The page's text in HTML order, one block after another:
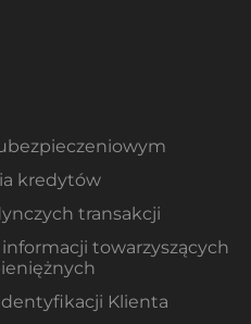
kredytów
transakcji
towarzyszących
Klienta